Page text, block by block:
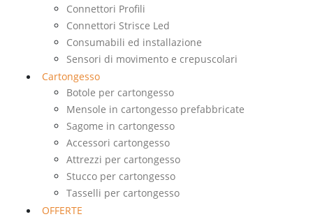
Connettori Profili
Connettori Strisce Led
Consumabili ed installazione
Sensori di movimento e crepuscolari
Cartongesso
Botole per cartongesso
Mensole in cartongesso prefabbricate
Sagome in cartongesso
Accessori cartongesso
Attrezzi per cartongesso
Stucco per cartongesso
Tasselli per cartongesso
OFFERTE